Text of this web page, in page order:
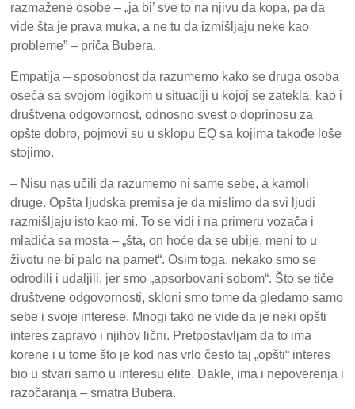
razmažene osobe – „ja bi’ sve to na njivu da kopa, pa da
vide šta je prava muka, a ne tu da izmišljaju neke kao
probleme” – priča Bubera.
Empatija – sposobnost da razumemo kako se druga osoba
oseća sa svojom logikom u situaciji u kojoj se zatekla, kao i
društvena odgovornost, odnosno svest o doprinosu za
opšte dobro, pojmovi su u sklopu EQ sa kojima takođe loše
stojimo.
– Nisu nas učili da razumemo ni same sebe, a kamoli
druge. Opšta ljudska premisa je da mislimo da svi ljudi
razmišljaju isto kao mi. To se vidi i na primeru vozača i
mladića sa mosta – „šta, on hoće da se ubije, meni to u
životu ne bi palo na pamet“. Osim toga, nekako smo se
odrodili i udaljili, jer smo „apsorbovani sobom“. Što se tiče
društvene odgovornosti, skloni smo tome da gledamo samo
sebe i svoje interese. Mnogi tako ne vide da je neki opšti
interes zapravo i njihov lični. Pretpostavljam da to ima
korene i u tome što je kod nas vrlo često taj „opšti“ interes
bio u stvari samo u interesu elite. Dakle, ima i nepoverenja i
razočaranja – smatra Bubera.